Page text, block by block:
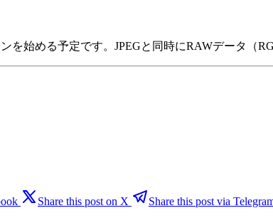
を始める予定です。JPEGと同時にRAWデータ（
Share this post on X Share this post via